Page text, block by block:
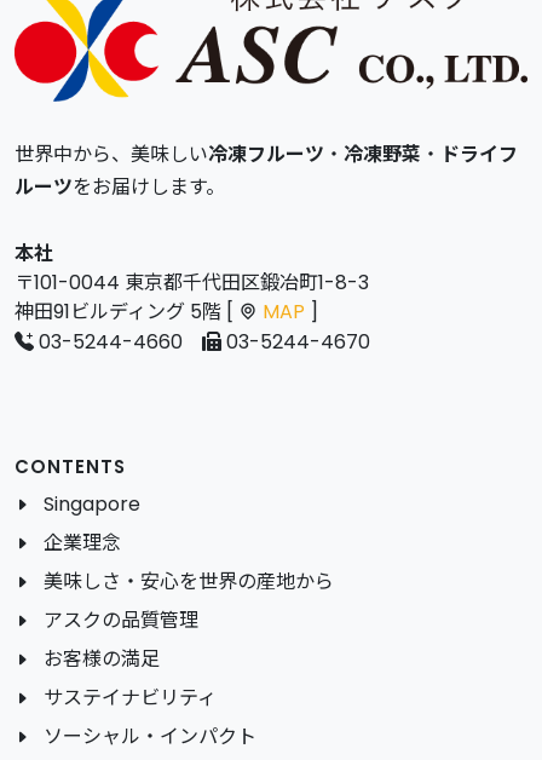
世界中から、美味しい冷凍フルーツ ・ 冷凍野菜 ・ ドライフ
ルーツをお届けします。
本社
〒101-0044 東京都千代田区鍛冶町1-8-3
神田91ビルディング 5階 [
MAP ]
03-5244-4660
03-5244-4670
CONTENTS
Singapore
企業理念
美味しさ・安心を世界の産地から
アスクの品質管理
お客様の満足
サステイナビリティ
ソーシャル・インパクト